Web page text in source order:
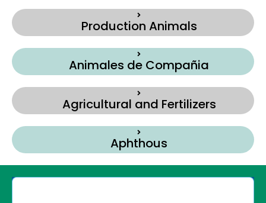
Production Animals
Animales de Compañia
Agricultural and Fertilizers
Aphthous